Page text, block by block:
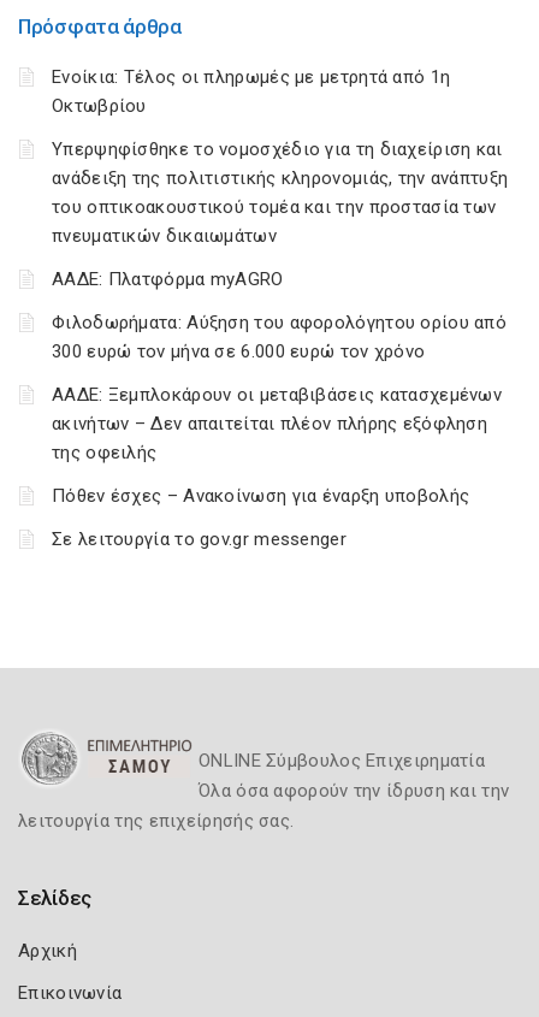
Πρόσφατα άρθρα
Ενοίκια: Τέλος οι πληρωμές με μετρητά από 1η
Οκτωβρίου
Υπερψηφίσθηκε το νομοσχέδιο για τη διαχείριση και
ανάδειξη της πολιτιστικής κληρονομιάς, την ανάπτυξη
του οπτικοακουστικού τομέα και την προστασία των
πνευματικών δικαιωμάτων
ΑΑΔΕ: Πλατφόρμα myAGRO
Φιλοδωρήματα: Αύξηση του αφορολόγητου ορίου από
300 ευρώ τον μήνα σε 6.000 ευρώ τον χρόνο
ΑΑΔΕ: Ξεμπλοκάρουν οι μεταβιβάσεις κατασχεμένων
ακινήτων – Δεν απαιτείται πλέον πλήρης εξόφληση
της οφειλής
Πόθεν έσχες – Ανακοίνωση για έναρξη υποβολής
Σε λειτουργία το gov.gr messenger
ONLINE Σύμβουλος Επιχειρηματία
Όλα όσα αφορούν την ίδρυση και την
λειτουργία της επιχείρησής σας.
Σελίδες
Αρχική
Επικοινωνία